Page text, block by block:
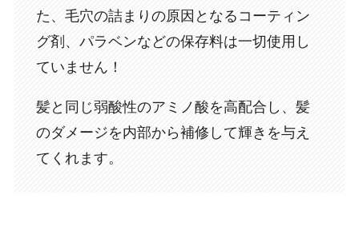
た、毛穴の詰まりの原因となるコーティン
グ剤、パラベンなどの保存料は一切使用し
ていません！
髪と同じ弱酸性のアミノ酸を高配合し、髪
のダメージを内部から補修して輝きを与え
てくれます。